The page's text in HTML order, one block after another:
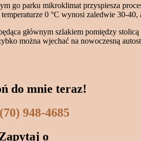
go parku mikroklimat przyspiesza
0 °C wynosi zaledwie 30-
głównym szlakiem pomiędzy
można wjechać na nowoczesną
do mnie teraz!
948-4685
o